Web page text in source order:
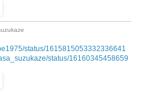
status/1615815053332336641
status/16160345458659